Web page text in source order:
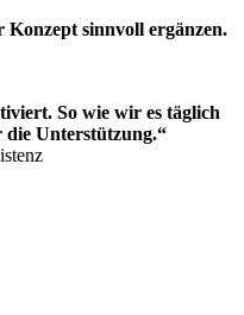
sinnvoll ergänzen.
So wie wir es täglich
Unterstützung.“